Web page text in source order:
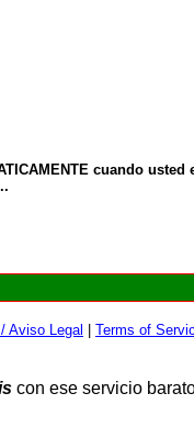
cuando usted
Aviso Legal
Terms of
con ese servicio